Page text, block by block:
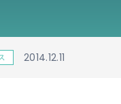
2014.12.11